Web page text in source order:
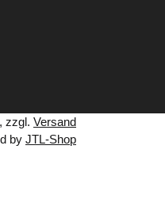
zzgl. Versand
by JTL-Shop